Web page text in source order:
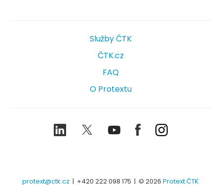
Služby ČTK
ČTK.cz
FAQ
O Protextu
LinkedIn TwitterYoutubeFacebookInstagram
protext@ctk.cz | +420 222 098 175 | © 2026 Protext ČTK